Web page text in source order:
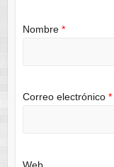
Nombre *
Correo electrónico *
Web